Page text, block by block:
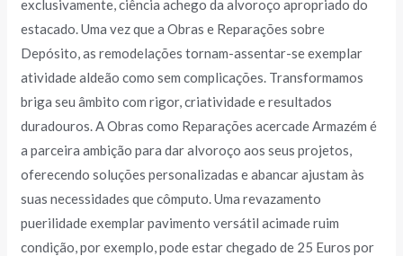
exclusivamente, ciência achego da alvoroço apropriado do
estacado. Uma vez que a Obras e Reparações sobre
Depósito, as remodelações tornam-assentar-se exemplar
atividade aldeão como sem complicações. Transformamos
briga seu âmbito com rigor, criatividade e resultados
duradouros. A Obras como Reparações acercade Armazém é
a parceira ambição para dar alvoroço aos seus projetos,
oferecendo soluções personalizadas e abancar ajustam às
suas necessidades que cômputo. Uma revazamento
puerilidade exemplar pavimento versátil acimade ruim
condição, por exemplo, pode estar chegado de 25 Euros por